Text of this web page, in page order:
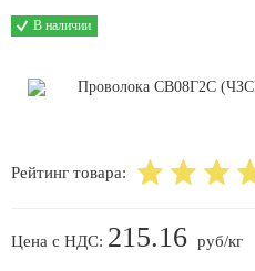
В наличии
Рейтинг товара:
Цена с НДС: 215.16 руб/кг